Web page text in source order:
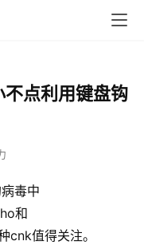
点利用键盘钩
毒中
和
值得关注。